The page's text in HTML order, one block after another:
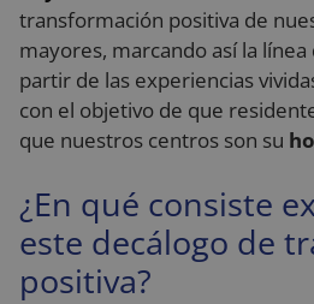
transformación positiva de
mayores, marcando así la
partir de las experiencias
con el objetivo de que
que nuestros centros son su
¿En qué consiste
este decálogo de
positiva?